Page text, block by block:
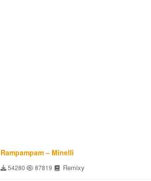
Rampampam – Minelli
54280 87819 Remixy